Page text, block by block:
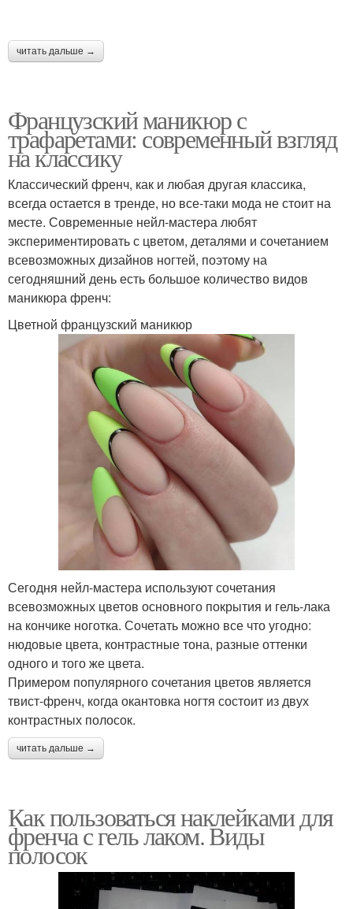
читать дальше →
Французский маникюр с
трафаретами: современный взгляд
на классику
Классический френч, как и любая другая классика,
всегда остается в тренде, но все-таки мода не стоит на
месте. Современные нейл-мастера любят
экспериментировать с цветом, деталями и сочетанием
всевозможных дизайнов ногтей, поэтому на
сегодняшний день есть большое количество видов
маникюра френч:
Цветной французский маникюр
Сегодня нейл-мастера используют сочетания
всевозможных цветов основного покрытия и гель-лака
на кончике ноготка. Сочетать можно все что угодно:
нюдовые цвета, контрастные тона, разные оттенки
одного и того же цвета.
Примером популярного сочетания цветов является
твист-френч, когда окантовка ногтя состоит из двух
контрастных полосок.
читать дальше →
Как пользоваться наклейками для
френча с гель лаком. Виды
полосок